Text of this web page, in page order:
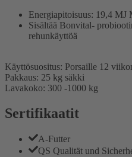
Energiapitoisuus: 19,4 MJ
Sisältää Bonvital-
rehunkäyttöä
Käyttösuositus: Porsaille 12
Pakkaus: 25 kg säkki
Lavakoko: 300 -1000 kg
Sertifikaatit
A-Futter
QS Qualität und